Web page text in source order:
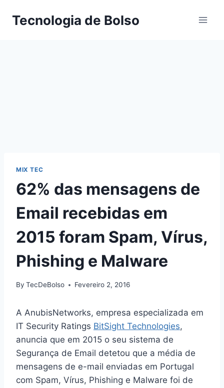
Tecnologia de Bolso
MIX TEC
62% das mensagens de
Email recebidas em
2015 foram Spam, Vírus,
Phishing e Malware
By TecDeBolso Fevereiro 2, 2016
A AnubisNetworks, empresa especializada em
IT Security Ratings BitSight Technologies,
anuncia que em 2015 o seu sistema de
Segurança de Email detetou que a média de
mensagens de e-mail enviadas em Portugal
com Spam, Vírus, Phishing e Malware foi de